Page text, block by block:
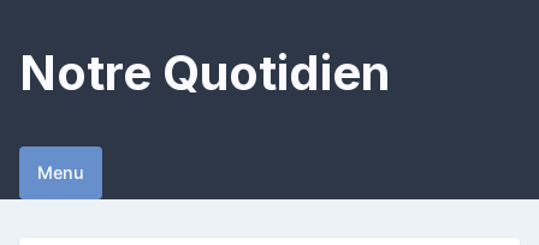
content
Notre Quotidien
Menu